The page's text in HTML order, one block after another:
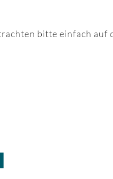
bitte einfach auf